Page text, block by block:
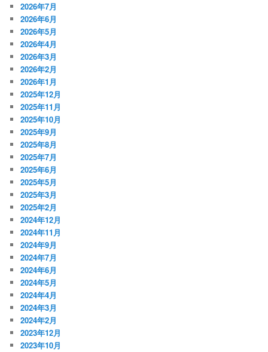
2026年7月
2026年6月
2026年5月
2026年4月
2026年3月
2026年2月
2026年1月
2025年12月
2025年11月
2025年10月
2025年9月
2025年8月
2025年7月
2025年6月
2025年5月
2025年3月
2025年2月
2024年12月
2024年11月
2024年9月
2024年7月
2024年6月
2024年5月
2024年4月
2024年3月
2024年2月
2023年12月
2023年10月